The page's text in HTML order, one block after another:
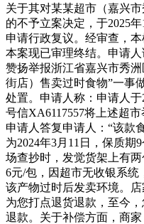
关于其对某某超市（嘉兴
的不予立案决定，于2025
申请行政复议。经审查，本
本案现已审理终结。申请
赞扬举报浙江省嘉兴市秀
街店）售卖过时食物”一事
处置。申请人称：申请人
号信XA6117557将上述超
申请人答复申请人：“该款
为2024年3月11日，保质期
场查抄时，发觉货架上有
6元/包，因超市无收银系
该产物过时后发卖环境。
为您打点退货退款，至今
退款。关于补偿方面，商